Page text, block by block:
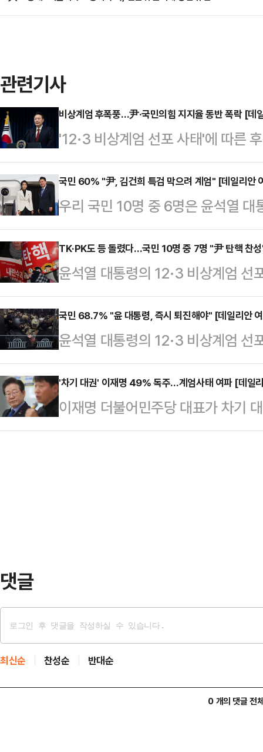
관련기사
비상계엄 후폭풍…尹·국민의힘 지지율 동반 폭락 [데
'12·3 비상계엄 선포 사태'에 따른
대통령과 국민의힘 지지율이 동반
여론조사공정㈜에 의뢰해 지난 9
수행 긍정평가는 17.5% (매우 잘
80.1%(매우 못함 75.1%·못하는
월 18~19일) 대비 긍정평가는
다.윤 대통령의 국정수행 긍정평가
국민 60% "尹, 김건희 특검 막으려 계엄" [데일리안
우리 국민 10명 중 6명은 윤석열 대
검 도입을 막기 위해 단행됐다고 생
여론조사 전문기관 여론조사공정
식으로 '윤 대통령이 계엄을 선포한
60.1%는 "김 여사 특검을 막기 위
어민주당이 국정 발목을 잡아서"
기 위해서"라는 응답은 7.3%, "부
6.6%로…
TK·PK도 등 돌렸다…국민 10명 중 7명 "尹 탄핵 찬
윤석열 대통령의 12·3 비상계엄 선
의 의결정족수 미달로 폐기된 가운
찬성하는 것으로 나타났다.데일리
에 의뢰해 9일 100% 무선 ARS 방
을 물은 결과, 국민 73.6%가 "찬성
은 22.2%에 그쳤으며, "잘 모르겠
등 야6당이 발의한 윤 대통령에 대
서 표…
국민 68.7% "윤 대통령, 즉시 퇴진해야" [데일리안
윤석열 대통령의 12·3 비상계엄 선
대통령의 탄핵을 추진하고 있고, 여
하고 있다. 이처럼 윤 대통령의 퇴
어가고 있는 가운데, 국민 과반 이
것으로 나타났다.데일리안이 여론
'차기 대권' 이재명 49% 독주…계엄사태 여파 [데일
이재명 더불어민주당 대표가 차기
보이고 있다. 윤석열 대통령이 지
댓글
최신순 찬성순 반대순
0 개의 댓글 전